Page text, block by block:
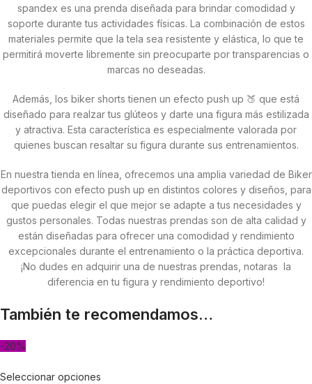
spandex es una prenda diseñada para brindar comodidad y
soporte durante tus actividades físicas. La combinación de estos
materiales permite que la tela sea resistente y elástica, lo que te
permitirá moverte libremente sin preocuparte por transparencias o
marcas no deseadas.
Además, los biker shorts tienen un efecto push up 🍑 que está
diseñado para realzar tus glúteos y darte una figura más estilizada
y atractiva. Esta característica es especialmente valorada por
quienes buscan resaltar su figura durante sus entrenamientos.
En nuestra tienda en línea, ofrecemos una amplia variedad de Biker
deportivos con efecto push up en distintos colores y diseños, para
que puedas elegir el que mejor se adapte a tus necesidades y
gustos personales. Todas nuestras prendas son de alta calidad y
están diseñadas para ofrecer una comodidad y rendimiento
excepcionales durante el entrenamiento o la práctica deportiva.
¡No dudes en adquirir una de nuestras prendas, notaras la
diferencia en tu figura y rendimiento deportivo!
También te recomendamos…
-20%
Seleccionar opciones